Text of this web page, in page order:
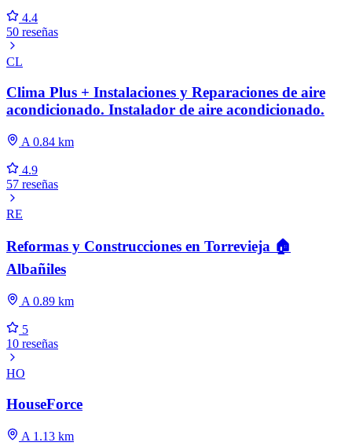
4.4
50 reseñas
CL
Clima Plus + Instalaciones y Reparaciones de aire
acondicionado. Instalador de aire acondicionado.
A 0.84 km
4.9
57 reseñas
RE
Reformas y Construcciones en Torrevieja 🏠
Albañiles
A 0.89 km
5
10 reseñas
HO
HouseForce
A 1.13 km